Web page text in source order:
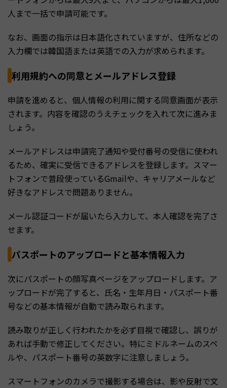
人まで一括で申請可能です。
なお、画面の指示は日本語化されていますが、住所などの
入力欄では韓国語または英語での入力が求められます。
利用規約への同意とメールアドレス登録
申請を進めると、個人情報の利用に関する同意画面が表示
されます。内容を確認のうえチェックを入れて次に進みま
しょう。
メールアドレスは申請完了通知や受付番号の受信に使われ
るため、確実に受信できるアドレスを登録します。スマー
トフォンで普段使っているGmailや、キャリアメールなど
好きなアドレスで問題ありません。
メール認証コードが届いたら入力して、本人確認を完了さ
せます。
パスポートのアップロードと基本情報入力
次にパスポートの顔写真ページをアップロードします。ア
ップロードが完了すると、氏名・生年月日・パスポート番
号などの基本情報が自動で読み取られます。
読み取りが正しく行われたかを必ず目視で確認し、誤りが
あれば手動で修正してください。特にミドルネームのスペ
ルや、パスポート番号の英数字に注意しましょう。
スマートフォンのカメラで撮影する場合は、影や反射で文